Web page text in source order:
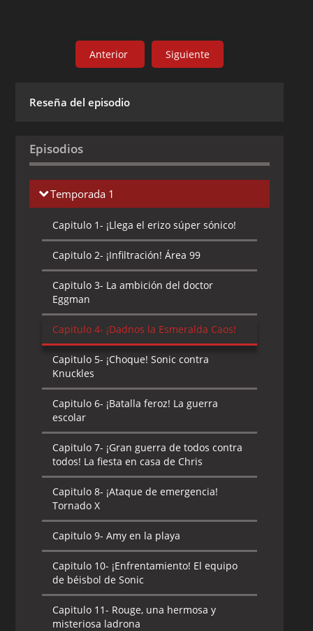
Anterior Siguiente
Reseña del episodio
Episodios
Temporada 1
Capitulo 1- ¡Llega el erizo súper sónico!
Capitulo 2- ¡Infiltración! Área 99
Capitulo 3- La ambición del doctor
Eggman
Capitulo 4- ¡Dadnos la Esmeralda Caos!
Capitulo 5- ¡Choque! Sonic contra
Knuckles
Capitulo 6- ¡Batalla feroz! La guerra
escolar
Capitulo 7- ¡Gran guerra de todos contra
todos! La fiesta en casa de Chris
Capitulo 8- ¡Ataque de emergencia!
Tornado X
Capitulo 9- Amy en la playa
Capitulo 10- ¡Enfrentamiento! El equipo
de béisbol de Sonic
Capitulo 11- Rouge, una hermosa y
misteriosa ladrona